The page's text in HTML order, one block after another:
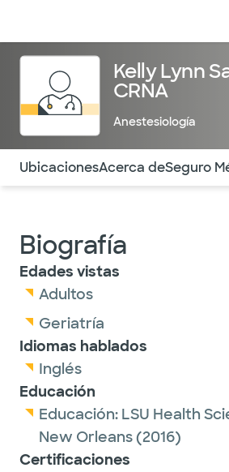
Kelly Lynn
CRNA
Anestesiología
Utilice esta navegación para
UbicacionesAcerca deSeguro
Biografía
Edades vistas
Adultos
Geriatría
Idiomas hablados
Inglés
Educación
Educación: LSU Health
New Orleans(2016)
Certificaciones